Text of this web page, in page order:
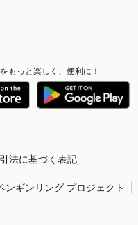
もっと楽しく、便利に！
法に基づく表記
ンギンリング プロジェクト